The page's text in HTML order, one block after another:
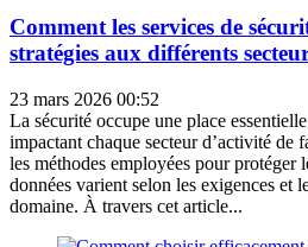
Comment les services de
stratégies aux différents
23 mars 2026 00:52
La sécurité occupe une place
impactant chaque secteur d’activité de
les méthodes employées pour protéger
données varient selon les exigences et
domaine. À travers cet article...